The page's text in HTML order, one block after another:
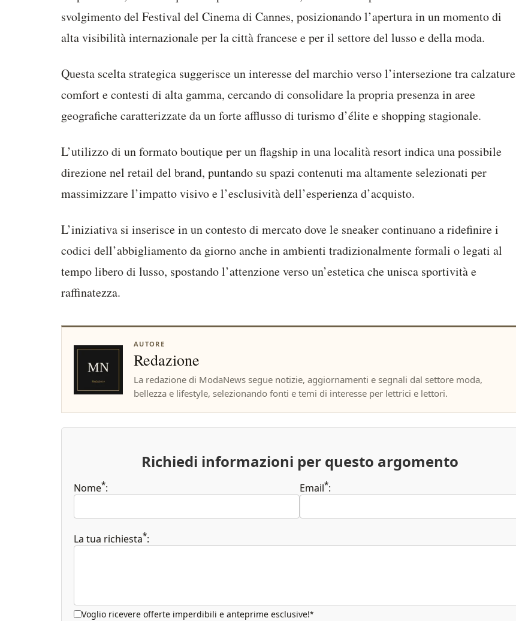
svolgimento del Festival del Cinema di Cannes, posizionando l’apertura in un momento di
alta visibilità internazionale per la città francese e per il settore del lusso e della moda.
Questa scelta strategica suggerisce un interesse del marchio verso l’intersezione tra calzature
comfort e contesti di alta gamma, cercando di consolidare la propria presenza in aree
geografiche caratterizzate da un forte afflusso di turismo d’élite e shopping stagionale.
L’utilizzo di un formato boutique per un flagship in una località resort indica una possibile
direzione nel retail del brand, puntando su spazi contenuti ma altamente selezionati per
massimizzare l’impatto visivo e l’esclusività dell’esperienza d’acquisto.
L’iniziativa si inserisce in un contesto di mercato dove le sneaker continuano a ridefinire i
codici dell’abbigliamento da giorno anche in ambienti tradizionalmente formali o legati al
tempo libero di lusso, spostando l’attenzione verso un’estetica che unisca sportività e
raffinatezza.
AUTORE
Redazione
La redazione di ModaNews segue notizie, aggiornamenti e segnali dal settore moda,
bellezza e lifestyle, selezionando fonti e temi di interesse per lettrici e lettori.
Richiedi informazioni per questo argomento
Nome*: Email*:
La tua richiesta*:
Voglio ricevere offerte imperdibili e anteprime esclusive!*